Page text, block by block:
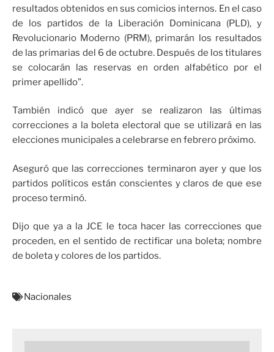
resultados obtenidos en sus comicios internos. En el caso
de los partidos de la Liberación Dominicana (PLD), y
Revolucionario Moderno (PRM), primarán los resultados
de las primarias del 6 de octubre. Después de los titulares
se colocarán las reservas en orden alfabético por el
primer apellido”.
También indicó que ayer se realizaron las últimas
correcciones a la boleta electoral que se utilizará en las
elecciones municipales a celebrarse en febrero próximo.
Aseguró que las correcciones terminaron ayer y que los
partidos políticos están conscientes y claros de que ese
proceso terminó.
Dijo que ya a la JCE le toca hacer las correcciones que
proceden, en el sentido de rectificar una boleta; nombre
de boleta y colores de los partidos.
Nacionales